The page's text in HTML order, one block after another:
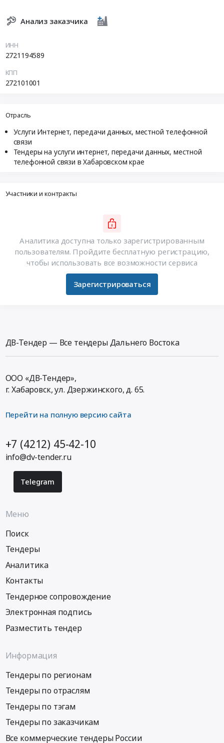
Анализ заказчика
ИНН
2721194589
КПП
272101001
Отрасль
Услуги Интернет, передачи данных, местной телефонной
связи
Тендеры на услуги интернет, передачи данных, местной
телефонной связи в Хабаровском крае
Участники и контракты
Аналитика доступна только зарегистрированным
пользователям. Пройдите бесплатную регистрацию,
чтобы использовать все возможности сервиса
Зарегистрироваться
ДВ-Тендер — Все тендеры Дальнего Востока
ООО «ДВ-Тендер»,
г. Хабаровск,ул. Дзержинского, д. 65.
Перейти на полную версию сайта
+7 (4212) 45-42-10
info@dv-tender.ru
Telegram
Меню
Поиск
Тендеры
Аналитика
Контакты
Тендерное сопровождение
Электронная подпись
Разместить тендер
Информация
Тендеры по регионам
Тендеры по отраслям
Тендеры по тэгам
Тендеры по заказчикам
Все коммерческие тендеры России